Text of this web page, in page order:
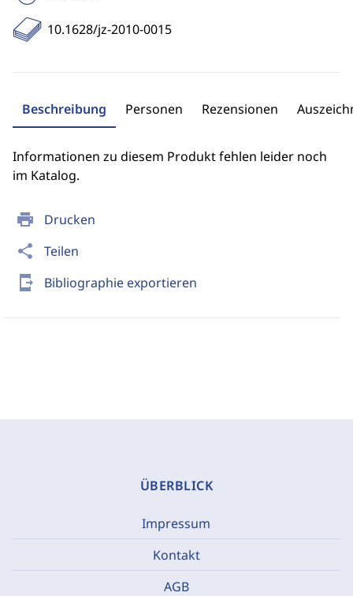
print Drucken
share Teilen
send_to_mobile Bibliographie exportieren
10.1628/jz-2010-0015
Beschreibung Personen Rezensionen
Informationen zu diesem Produkt fehlen leider noch
im Katalog.
ÜBERBLICK
Impressum
Kontakt
AGB